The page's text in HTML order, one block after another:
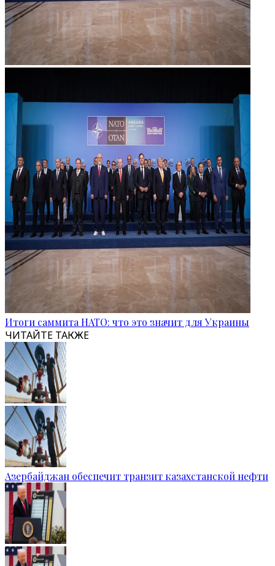
Итоги саммита НАТО: что это значит для Украины
ЧИТАЙТЕ ТАКЖЕ
Азербайджан обеспечит транзит казахстанской нефти